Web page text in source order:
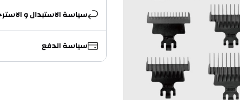
سياسة الاستبدال و
سياسة الدفع